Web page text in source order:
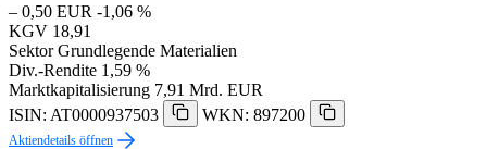
– 0,50 EUR -1,06 %
KGV 18,91
Sektor Grundlegende Materialien
Div.-Rendite 1,59 %
Marktkapitalisierung 7,91 Mrd. EUR
ISIN: AT0000937503
WKN: 897200
Aktiendetails öffnen